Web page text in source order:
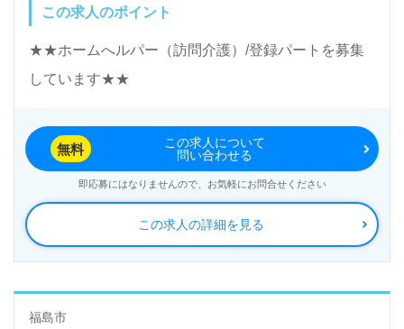
この求人のポイント
★★ホームへルパー（訪問介護）/登録パートを募集
しています★★
この求人の詳細を見る
無料
この求人について
問い合わせる
即応募にはなりませんので、お気軽にお問合せください
福島市